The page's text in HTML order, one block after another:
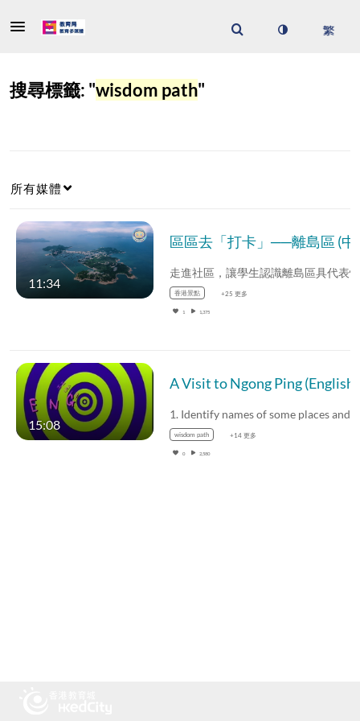
搜尋標籤: "wisdom path"
所有媒體
11:34
香港景點 +25 更多
1 1,375
15:08
wisdom path +14 更多
0 2,580